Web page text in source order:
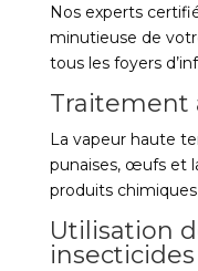
Nos experts
minutieuse de
tous les foyers
Traitement
La vapeur haute
punaises, œufs et
produits chimiques
Utilisation